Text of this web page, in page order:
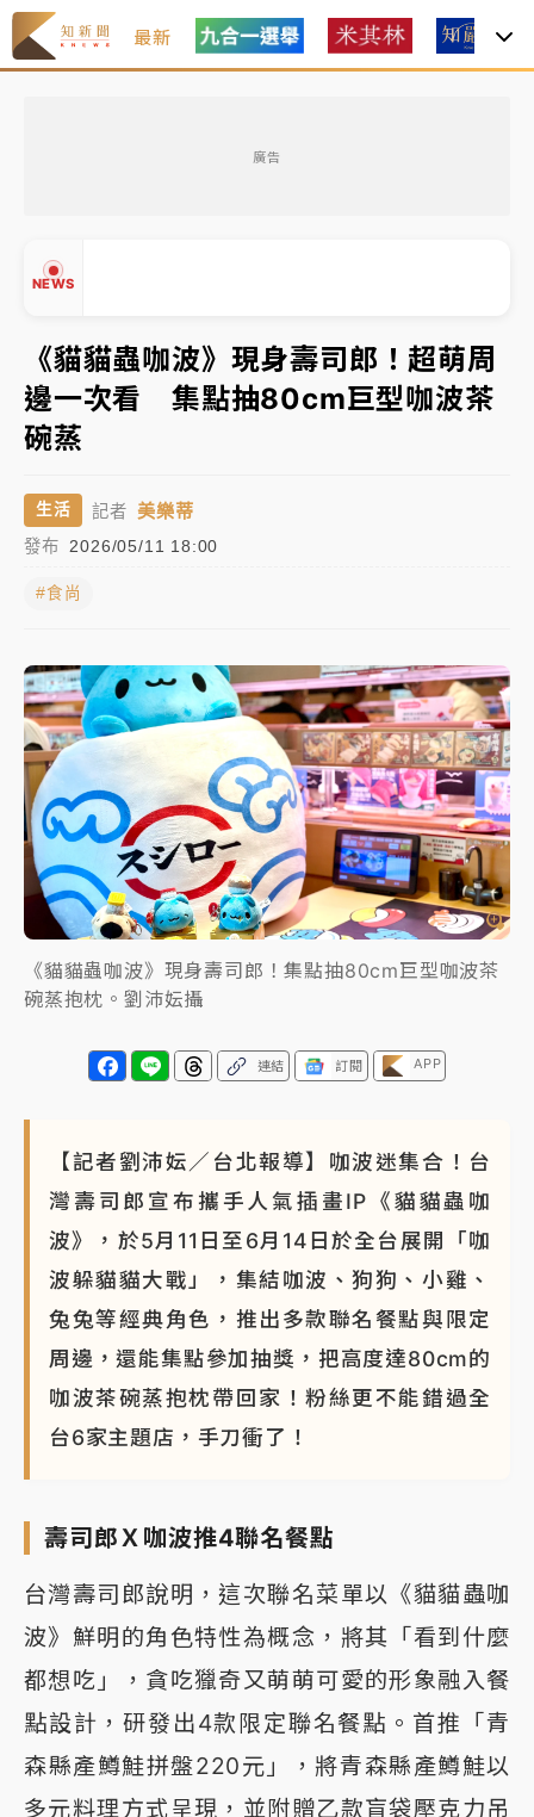
最新
廣告
NEWS
中信慈善基金會想增加董事人數！辜仲諒向法院聲請遭
駁 理由曝光
故宮《龍藏經》特展第2檔！今線上預約開賣一度塞車
周六起展出延長至晚上7時
台東農業處長涉圖利渡假村！東檢抗告成功 今重開羈
押庭
父親節泡湯了！中颱白海豚雨彈轟3天 「紅到發紫」降
雨熱區曝
女律師陳昱瑄詐慈濟10億！黃金158kg遭查扣畫面曝光
旅局回應了
中信慈善基金會想增加董事人數！辜仲諒向法院聲請遭
駁 理由曝光
故宮《龍藏經》特展第2檔！今線上預約開賣一度塞車
周六起展出延長至晚上7時
台東農業處長涉圖利渡假村！東檢抗告成功 今重開羈
押庭
雨熱區曝
▼
《貓貓蟲咖波》現身壽司郎！超萌周
邊一次看 集點抽80cm巨型咖波茶
碗蒸
生活 記者 美樂蒂
發布 2026/05/11 18:00
#食尚
《貓貓蟲咖波》現身壽司郎！集點抽80cm巨型咖波茶
碗蒸抱枕。劉沛妘攝
連結 訂閱 APP
【記者劉沛妘／台北報導】咖波迷集合！台
灣壽司郎宣布攜手人氣插畫IP《貓貓蟲咖
波》，於5月11日至6月14日於全台展開「咖
波躲貓貓大戰」，集結咖波、狗狗、小雞、
兔兔等經典角色，推出多款聯名餐點與限定
周邊，還能集點參加抽獎，把高度達80cm的
咖波茶碗蒸抱枕帶回家！粉絲更不能錯過全
台6家主題店，手刀衝了！
壽司郎Ｘ咖波推4聯名餐點
台灣壽司郎說明，這次聯名菜單以《貓貓蟲咖
波》鮮明的角色特性為概念，將其「看到什麼
都想吃」，貪吃獵奇又萌萌可愛的形象融入餐
點設計，研發出4款限定聯名餐點。首推「青
森縣產鱒鮭拼盤220元」，將青森縣產鱒鮭以
多元料理方式呈現，並附贈乙款盲袋壓克力吊